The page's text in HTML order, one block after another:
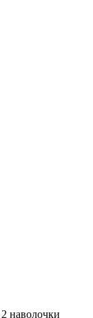
наволочки